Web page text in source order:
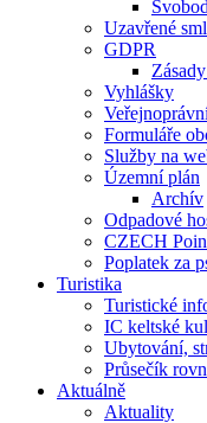
Uzavřené
GDPR
Vyhlášky
Formuláře
Služby na
Územní plán
Archív
Odpadové
CZECH
Poplatek za
Turistika
Turistické
IC keltské
Ubytování,
Průsečík
Aktuálně
Aktuality